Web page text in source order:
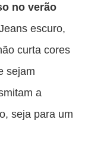
no verão
escuro,
curta cores
sejam
a
seja para um